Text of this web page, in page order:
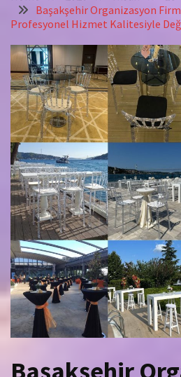
Başakşehir Organizasyon
Profesyonel Hizmet Kalitesiyle